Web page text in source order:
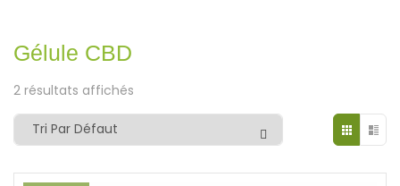
Gélule CBD
2 résultats affichés